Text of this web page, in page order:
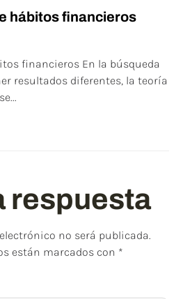
hábitos financieros
financieros En la búsqueda
resultados diferentes, la teoría
respuesta
no será publicada.
están marcados con *